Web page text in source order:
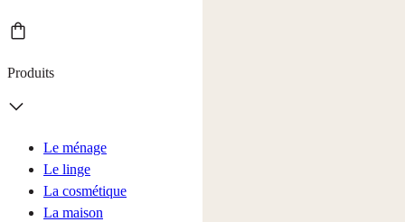
Produits
Le ménage
Le linge
La cosmétique
La maison